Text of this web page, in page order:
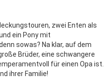
zwei Enten als
ein Pony mit
sowas? Na klar, auf dem
Brüder, eine schwangere
für einen Opa ist.
ihrer Familie!